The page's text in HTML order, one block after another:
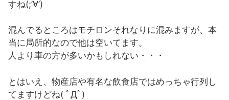
すね(;’∀’)
混んでるところはモチロンそれなりに混みますが、本
当に局所的なので他は空いてます。
人より車の方が多いかもしれない・・・
とはいえ、物産店や有名な飲食店ではめっちゃ行列し
てますけどね( ﾟДﾟ)